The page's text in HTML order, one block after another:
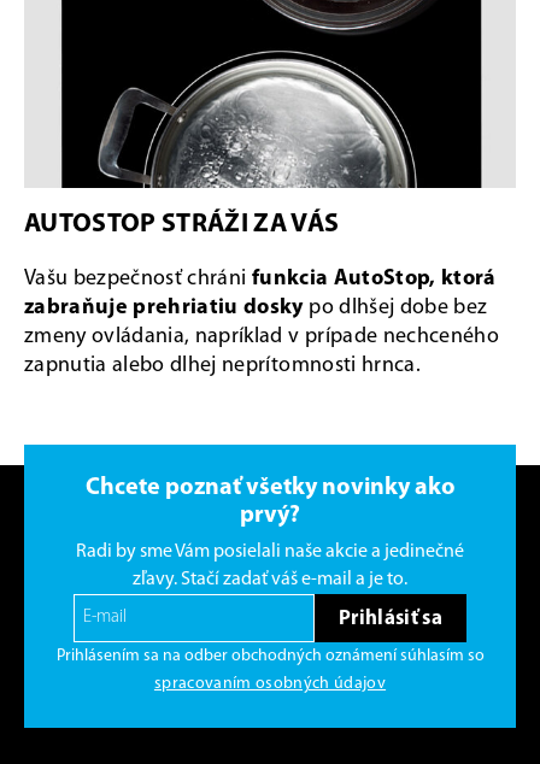
AUTOSTOP STRÁŽI ZA VÁS
Vašu bezpečnosť chráni funkcia AutoStop, ktorá
zabraňuje prehriatiu doskypo dlhšej dobe bez
zmeny ovládania, napríklad v prípade nechceného
zapnutia alebo dlhej neprítomnosti hrnca.
Chcete poznať všetky novinky ako
prvý?
Radi by sme Vám posielali naše akcie a jedinečné
zľavy. Stačí zadať váš e-mail a je to.
Prihlásiť sa
Prihlásením sa na odber obchodných oznámení súhlasím so
spracovaním osobných údajov